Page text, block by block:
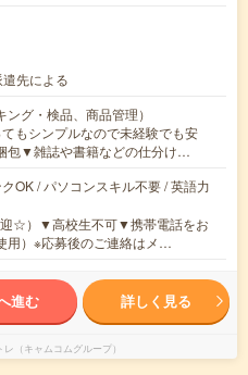
先による
グ・検品、商品管理）
もシンプルなので未経験でも安
包▼雑誌や書籍などの仕分け…
OK / パソコンスキル不要 / 英語力
☆）▼高校生不可▼携帯電話をお
用）※応募後のご連絡はメ…
進む 詳しく見る
（キャムコムグループ）